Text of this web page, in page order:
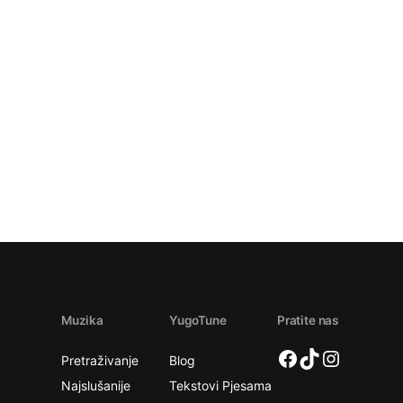
Muzika
Pretraživanje
Najslušanije
YugoTune
Blog
Tekstovi Pjesama
Pratite nas
Facebook TikTok Instagram